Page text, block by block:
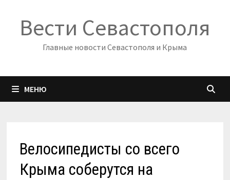
содержимому
Вести Севастополя
Главные новости Севастополя и Крыма
МЕНЮ
Велосипедисты со всего
Крыма соберутся на